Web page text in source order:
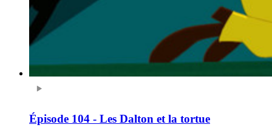
Épisode 104 - Les Dalton et la tortue